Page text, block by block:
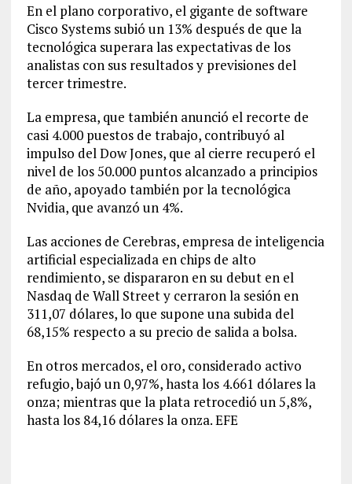
En el plano corporativo, el gigante de software
Cisco Systems subió un 13% después de que la
tecnológica superara las expectativas de los
analistas con sus resultados y previsiones del
tercer trimestre.
La empresa, que también anunció el recorte de
casi 4.000 puestos de trabajo, contribuyó al
impulso del Dow Jones, que al cierre recuperó el
nivel de los 50.000 puntos alcanzado a principios
de año, apoyado también por la tecnológica
Nvidia, que avanzó un 4%.
Las acciones de Cerebras, empresa de inteligencia
artificial especializada en chips de alto
rendimiento, se dispararon en su debut en el
Nasdaq de Wall Street y cerraron la sesión en
311,07 dólares, lo que supone una subida del
68,15% respecto a su precio de salida a bolsa.
En otros mercados, el oro, considerado activo
refugio, bajó un 0,97%, hasta los 4.661 dólares la
onza; mientras que la plata retrocedió un 5,8%,
hasta los 84,16 dólares la onza. EFE